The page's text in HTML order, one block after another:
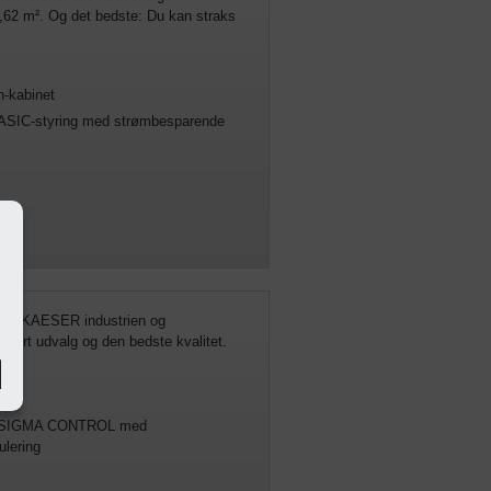
m². Og det bedste: Du kan straks
kabinet
styring med strømbesparende
KAESER industrien og
stort udvalg og den bedste kvalitet.
CONTROL med